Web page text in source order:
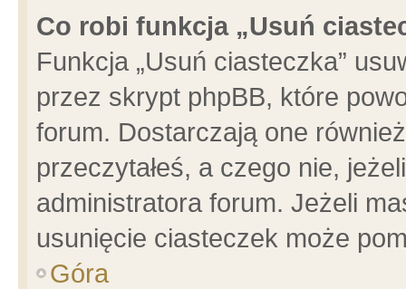
Co robi funkcja „Usuń
Funkcja „Usuń ciasteczka”
przez skrypt phpBB, które
forum. Dostarczają one
przeczytałeś, a czego nie,
administratora forum. Jeżeli
usunięcie ciasteczek może
Góra